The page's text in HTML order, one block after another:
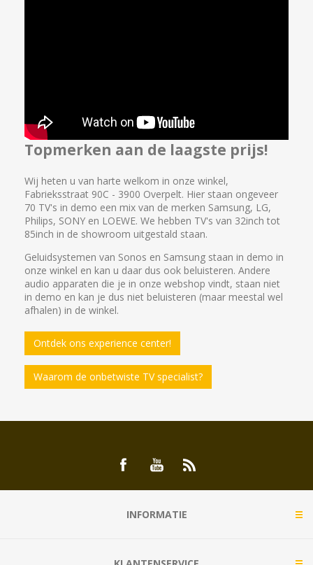
Topmerken aan de laagste prijs!
Wij heten u van harte welkom in onze winkel,
Fabrieksstraat 90C - 3900 Overpelt. Hier staan ongeveer
70 TV's in demo een mix van de merken Samsung, LG,
Philips, SONY en LOEWE. We hebben TV's van 32inch tot
85inch in de showroom uitgestald staan.
Geluidsystemen van Sonos en Samsung staan in demo in
onze winkel en kan u daar dus ook beluisteren. Andere
audio apparaten die je in onze webshop vindt, staan niet
in demo en kan je dus niet beluisteren (maar meestal wel
afhalen) in de winkel.
Ontdek ons experience center!
Waarom de onbetwiste TV specialist?
INFORMATIE